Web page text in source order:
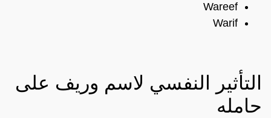
Wareef
Warif
التأثير النفسي لاسم وريف على
حامله